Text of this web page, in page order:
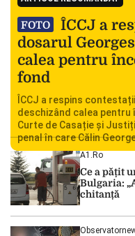
FOTO
ÎCCJ a
dosarul
calea pentru
fond
ÎCCJ a respins
deschizând calea pentru
Curte de Casație și
penal în care Călin
persoane sunt acuzați
ordinii constituționale. În
judecătorii de la instanța
A1.ro
Ce a pățit
Bulgaria:
chitanță